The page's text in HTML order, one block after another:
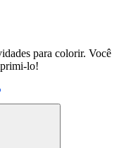
para colorir. Você
lo!